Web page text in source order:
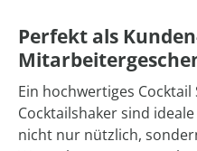
Perfekt als
Ein hochwertiges
Cocktailshaker sind
nicht nur nützlich,